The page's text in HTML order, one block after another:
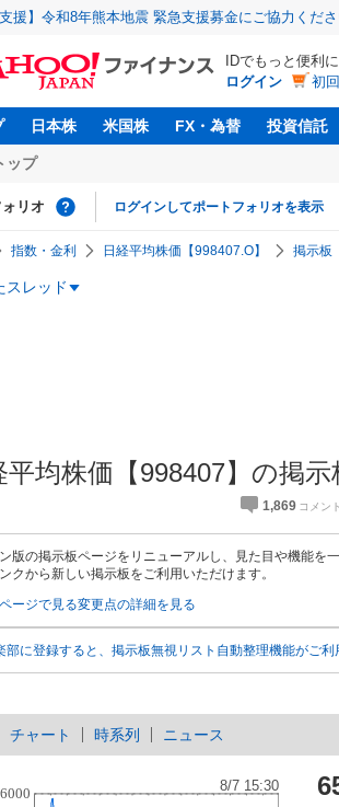
支援】令和8年熊本地震 緊急支援募金にご協力くだ
IDでもっと便利に
ログイン
初
日本株 米国株 FX・為替 投資信託
ップ
リオ ログインしてポートフォリオを表示
指数・金利 日経平均株価【998407.O】 掲示板
スレッド
平均株価【998407】の掲
1,869
版の掲示板ページをリニューアルし、見た目や機能を一
クから新しい掲示板をご利用いただけます。
ージで見る変更点の詳細を見る
部に登録すると、掲示板無視リスト自動整理機能がご利
チャート 時系列 ニュース